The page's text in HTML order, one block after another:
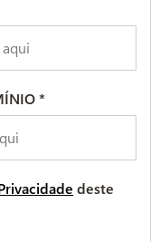
*
deste